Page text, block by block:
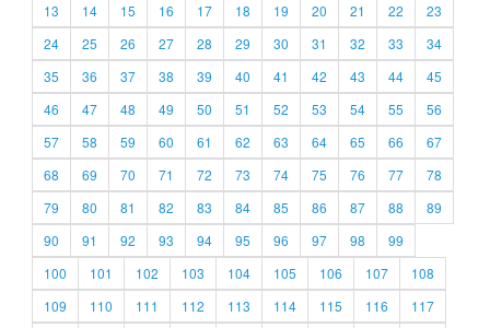
13
14 15 16 17 18 19 20 21 22
23
24
25 26 27 28 29 30 31 32 33
34
35
36 37 38 39 40 41 42 43 44
45
46
47 48 49 50 51 52 53 54 55
56
57
58 59 60 61 62 63 64 65 66
67
68
69 70 71 72 73 74 75 76 77
78
79
80 81 82 83 84 85 86 87 88
89
90
91 92 93 94 95 96 97 98
99
100
101 102 103 104 105 106 107
108
109
110 111 112 113 114 115 116
117